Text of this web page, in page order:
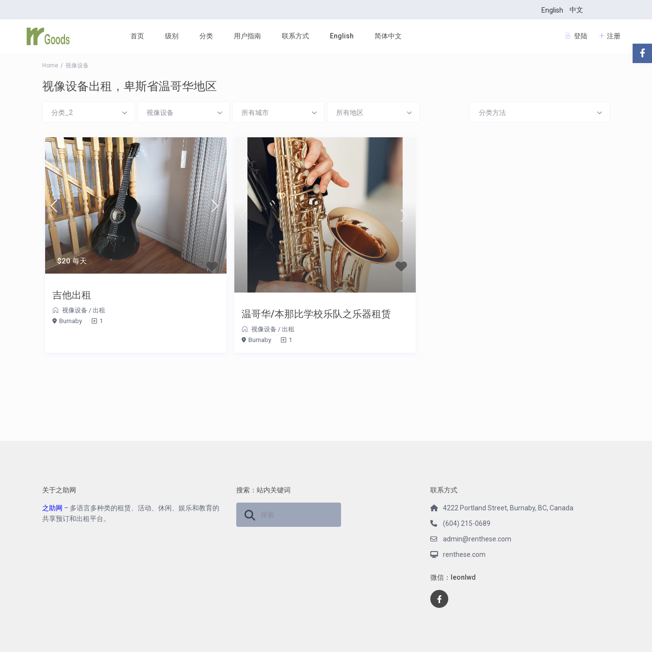
English 中文
登陆 注册
首页 级别 分类 用户指南 联系方式 English 简体中文
Home 视像设备
视像设备出租，卑斯省温哥华地区
分类_2 视像设备 所有城市 所有地区 分类方法
$20 每天
吉他出租
视像设备 / 出租
Burnaby
1
温哥华/本那比学校乐队之乐器租赁
视像设备 / 出租
Burnaby
1
关于之助网
之助网 – 多语言多种类的租赁、活动、休闲、娱乐和教育的
共享预订和出租平台。
搜索：站内关键词 联系方式
4222 Portland Street, Burnaby, BC, Canada
(604) 215-0689
admin@renthese.com
renthese.com
微信：leonlwd